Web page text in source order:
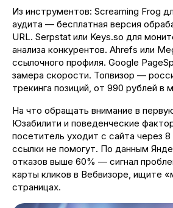
Из инструментов: Screaming Frog
аудита — бесплатная версия
URL. Serpstat или Keys.so для
анализа конкурентов. Ahrefs или
ссылочного профиля. Google
замера скорости. Топвизор —
трекинга позиций, от 990 рублей в
На что обращать внимание в
Юзабилити и поведенческие
посетитель уходит с сайта через
ссылки не помогут. По данным
отказов выше 60% — сигнал
карты кликов в Вебвизоре, ищите
страницах.
Юнакс 2026. Все права защищены
Политика конфиденциальности
Карта сайта
Работаем с 10:00 до 18:00